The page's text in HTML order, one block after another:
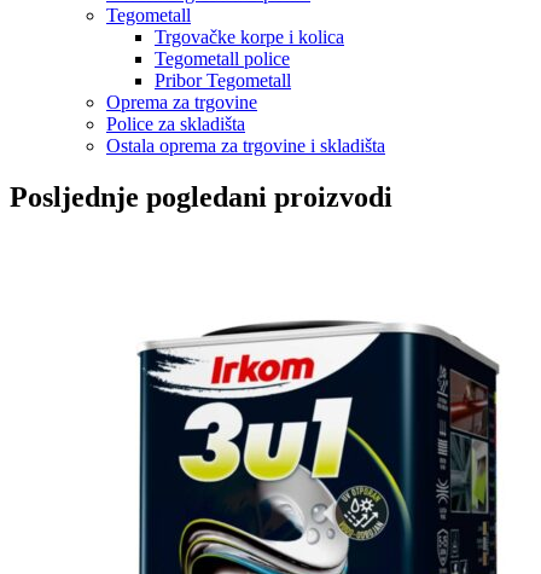
Tegometall
Trgovačke korpe i kolica
Tegometall police
Pribor Tegometall
Oprema za trgovine
Police za skladišta
Ostala oprema za trgovine i skladišta
Posljednje pogledani proizvodi